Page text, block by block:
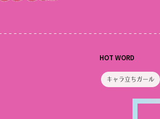
HOT WORD
キャラ立ちガール